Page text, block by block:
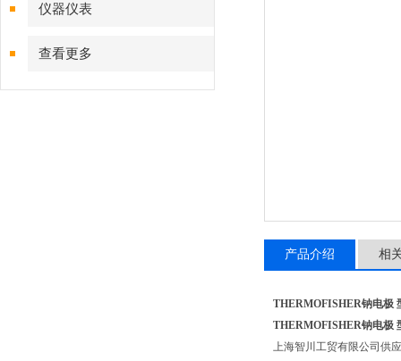
仪器仪表
查看更多
产品介绍 相
THERMOFISHER钠电极
THERMOFISHER钠电极
上海智川工贸有限公司供